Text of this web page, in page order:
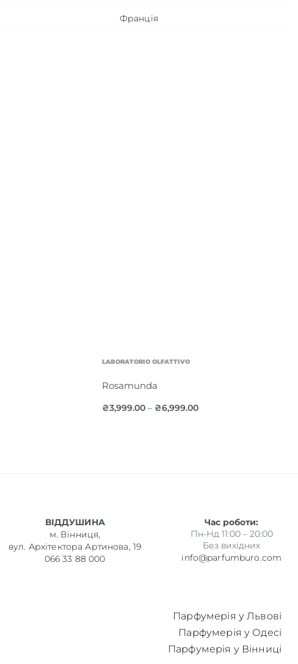
Франція
LABORATORIO OLFATTIVO
Rosamunda
₴3,999.00 – ₴6,999.00
ВІДДУШИНА
м. Вінниця,
вул. Архітектора Артинова, 19
066 33 88 000
Час роботи:
Пн-Нд 11:00 – 20:00
Без вихідних
info@parfumburo.com
Парфумерія у Львові
Парфумерія у Одесі
Парфумерія у Вінниці